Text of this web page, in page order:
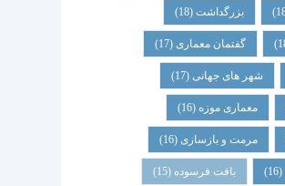
بزرگداشت(18)
گفتمان معماری(17)
شهر های جهانی(17)
معماری موزه (16)
مرمت و بازسازی(16)
(16) بافت فرسوده (15)